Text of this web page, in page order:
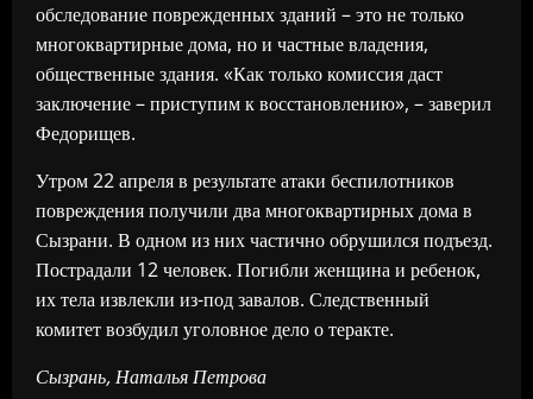
обследование поврежденных зданий – это не только
многоквартирные дома, но и частные владения,
общественные здания. «Как только комиссия даст
заключение – приступим к восстановлению», – заверил
Федорищев.
Утром 22 апреля в результате атаки беспилотников
повреждения получили два многоквартирных дома в
Сызрани. В одном из них частично обрушился подъезд.
Пострадали 12 человек. Погибли женщина и ребенок,
их тела извлекли из-под завалов. Следственный
комитет возбудил уголовное дело о теракте.
Сызрань, Наталья Петрова